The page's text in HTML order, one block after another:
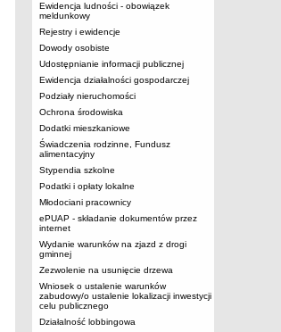
Ewidencja ludności - obowiązek
meldunkowy
Rejestry i ewidencje
Dowody osobiste
Udostępnianie informacji publicznej
Ewidencja działalności gospodarczej
Podziały nieruchomości
Ochrona środowiska
Dodatki mieszkaniowe
Świadczenia rodzinne, Fundusz
alimentacyjny
Stypendia szkolne
Podatki i opłaty lokalne
Młodociani pracownicy
ePUAP - składanie dokumentów przez
internet
Wydanie warunków na zjazd z drogi
gminnej
Zezwolenie na usunięcie drzewa
Wniosek o ustalenie warunków
zabudowy/o ustalenie lokalizacji inwestycji
celu publicznego
Działalność lobbingowa